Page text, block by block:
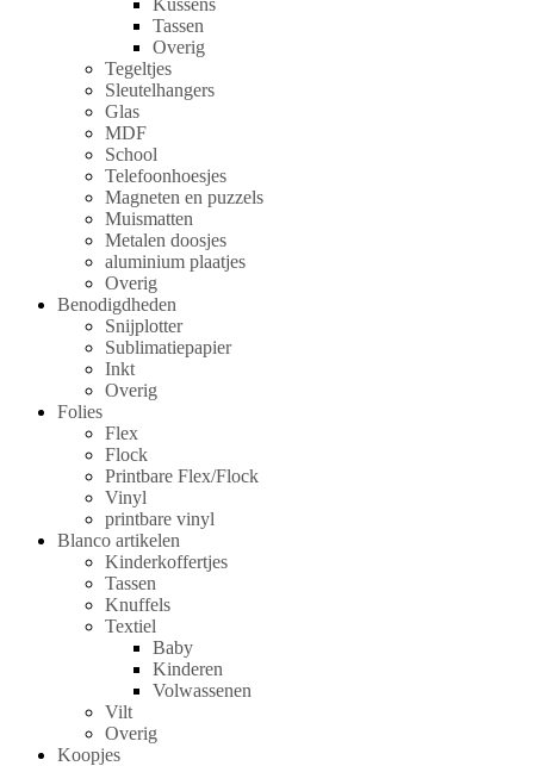
Tassen
Overig
Tegeltjes
Sleutelhangers
Glas
MDF
School
Telefoonhoesjes
Magneten en puzzels
Muismatten
Metalen doosjes
aluminium plaatjes
Overig
Benodigdheden
Snijplotter
Sublimatiepapier
Inkt
Overig
Folies
Flex
Flock
Printbare Flex/Flock
Vinyl
printbare vinyl
Blanco artikelen
Kinderkoffertjes
Tassen
Knuffels
Textiel
Baby
Kinderen
Volwassenen
Vilt
Overig
Koopjes